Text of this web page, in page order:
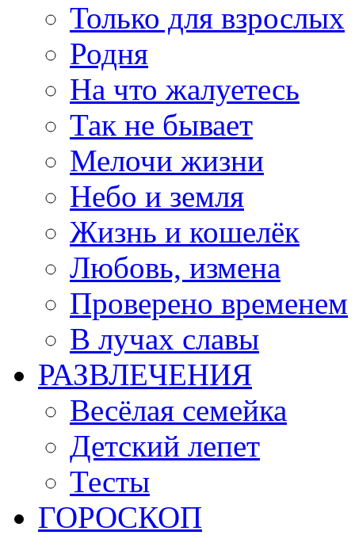
Только для взрослых
Родня
На что жалуетесь
Так не бывает
Мелочи жизни
Небо и земля
Жизнь и кошелёк
Любовь, измена
Проверено временем
В лучах славы
РАЗВЛЕЧЕНИЯ
Весёлая семейка
Детский лепет
Тесты
ГОРОСКОП